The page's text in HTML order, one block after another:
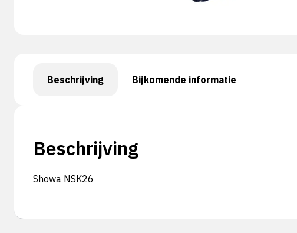
Beschrijving Bijkomende informatie
Beschrijving
Showa NSK26